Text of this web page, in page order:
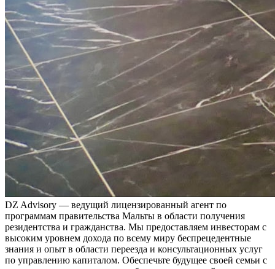
DZ Advisory — ведущий лицензированный агент по
программам правительства Мальты в области получения
резидентства и гражданства. Мы предоставляем инвесторам с
высоким уровнем дохода по всему миру беспрецедентные
знания и опыт в области переезда и консультационных услуг
по управлению капиталом. Обеспечьте будущее своей семьи с